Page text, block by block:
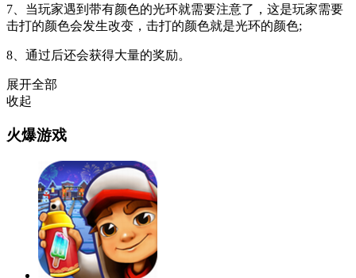
7、当玩家遇到带有颜色的光环就需要注意了，这是玩家需要
击打的颜色会发生改变，击打的颜色就是光环的颜色;
8、通过后还会获得大量的奖励。
展开全部
收起
火爆游戏